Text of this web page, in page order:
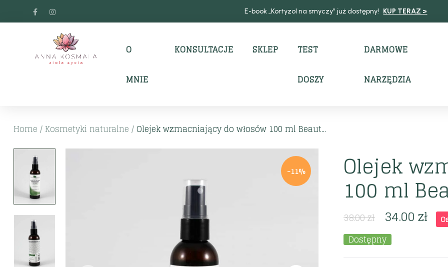
E-book „Kortyzol na smyczy” już dostępny! KUP TERAZ >
O
MNIE
KONSULTACJE SKLEP TEST
DOSZY
DARMOWE
NARZĘDZIA
Home / Kosmetyki naturalne /Olejek wzmacniający do włosów 100 ml Beaut...
-11% Olejek
100 ml
38.00zł 34.00zł
Dostępny